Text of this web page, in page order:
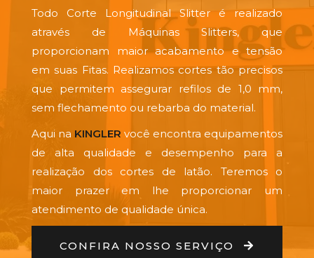
Todo Corte Longitudinal Slitter é realizado
através de Máquinas Slitters, que
proporcionam maior acabamento e tensão
em suas Fitas. Realizamos cortes tão precisos
que permitem assegurar refilos de 1,0 mm,
sem flechamento ou rebarba do material.
Aqui na KINGLER você encontra equipamentos
de alta qualidade e desempenho para a
realização dos cortes de latão. Teremos o
maior prazer em lhe proporcionar um
atendimento de qualidade única.
CONFIRA NOSSO SERVIÇO